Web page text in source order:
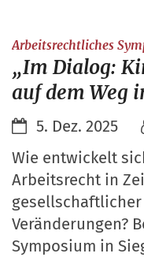
Arbeitsrechtliches
„Im Dialog:
auf dem Weg
5. Dez. 2025
Wie entwickelt
Arbeitsrecht in
Veränderungen?
Symposium in